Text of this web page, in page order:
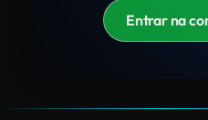
Entrar na